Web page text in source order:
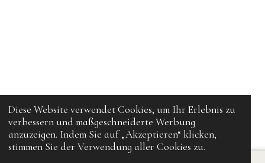
Diese Website verwendet Cookies, um Ihr Erlebnis zu
verbessern und maßgeschneiderte Werbung
anzuzeigen. Indem Sie auf „Akzeptieren“ klicken,
stimmen Sie der Verwendung aller Cookies zu.